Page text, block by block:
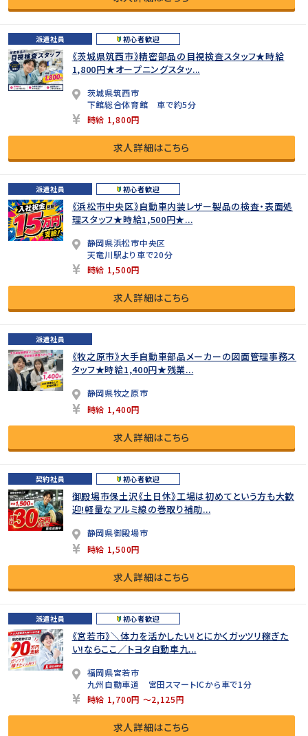
派遣社員 初心者歓迎
《茨城県筑西市》精密部品の目視検査スタッフ★時給
1,800円★オープニングスタッ...
茨城県筑西市
下館総合体育館 車で約5分
時給 1,800円
求人詳細はこちら
派遣社員 初心者歓迎
《浜松市中央区》自動車内装レザー製品の検査・表面処
理スタッフ★時給1,500円★...
静岡県浜松市中央区
天竜川駅より車で20分
時給 1,500円
求人詳細はこちら
派遣社員
《牧之原市》大手自動車部品メーカーの図面管理事務ス
タッフ★時給1,400円★残業...
静岡県牧之原市
時給 1,400円
求人詳細はこちら
契約社員 初心者歓迎
御殿場市保土沢《土日休》工場は初めてという方も大歓
迎!軽量なアルミ線の巻取り補助...
静岡県御殿場市
時給 1,500円
求人詳細はこちら
派遣社員 初心者歓迎
《宮若市》＼体力を活かしたい!とにかくガッツリ稼ぎた
い!ならここ／トヨタ自動車九...
福岡県宮若市
九州自動車道 宮田スマートICから車で1分
時給 1,700円 ～2,125円
求人詳細はこちら